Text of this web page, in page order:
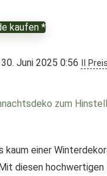
kaufen *
Juni 2025 0:56 II
zum
kaum einer
diesen